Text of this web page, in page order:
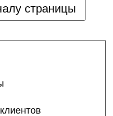
страницы